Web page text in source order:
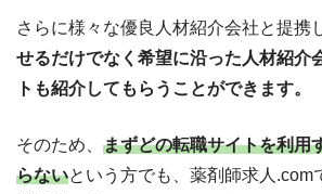
さらに様々な優良人材紹介会社と提携
せるだけでなく希望に沿った人材紹介
トも紹介してもらうことができます。
そのため、 まずどの転職サイトを利用
らないという方でも、薬剤師求人.com